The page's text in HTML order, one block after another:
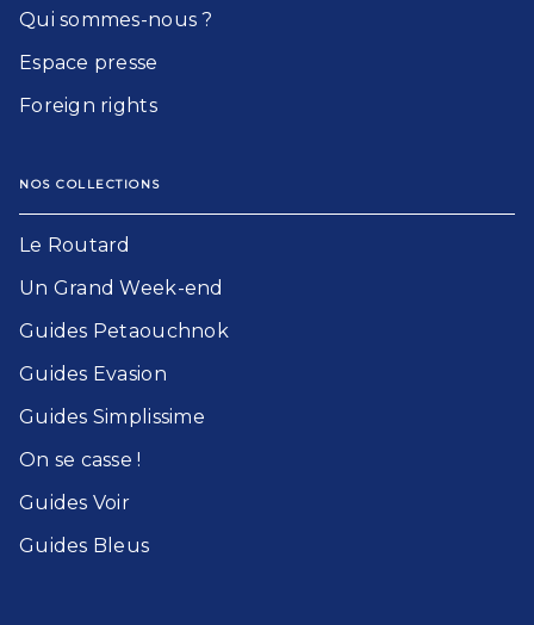
Qui sommes-nous ?
Espace presse
Foreign rights
NOS COLLECTIONS
Le Routard​
Un Grand Week-end​
Guides Petaouchnok​
Guides Evasion​
Guides Simplissime​
On se casse !​
Guides Voir​
Guides Bleu​s